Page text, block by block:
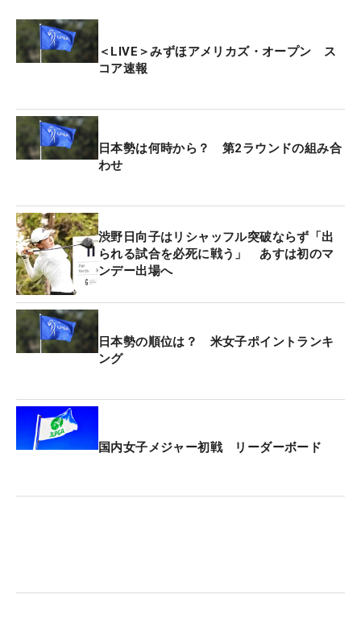
勝と同じく2アンダー・10位タイの原英莉花は午後9
時21分にスタート。昨年大会で8位に入った竹田麗
央は翌9日（土）の午前2時10分にラウンドを開始す
今大会の賞金総額は325万ドル（約5億800万円）。
優勝者には48万7500ドル（約7600万円）が贈られ
＜LIVE＞みずほアメリカズ・オープン ス
コア速報
日本勢は何時から？ 第2ラウンドの組み合
わせ
渋野日向子はリシャッフル突破ならず「出
られる試合を必死に戦う」 あすは初のマ
ンデー出場へ
日本勢の順位は？ 米女子ポイントランキ
ング
国内女子メジャー初戦 リーダーボード